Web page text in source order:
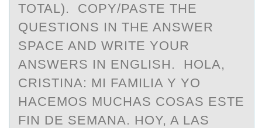
TOTAL). COPY/PASTE THE
QUESTIONS IN THE ANSWER
SPACE AND WRITE YOUR
ANSWERS IN ENGLISH. HOLA,
CRISTINA: MI FAMILIA Y YO
HACEMOS MUCHAS COSAS ESTE
FIN DE SEMANA. HOY, A LAS